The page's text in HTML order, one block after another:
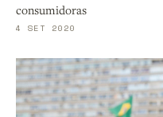
consumidoras
4 SET 2020